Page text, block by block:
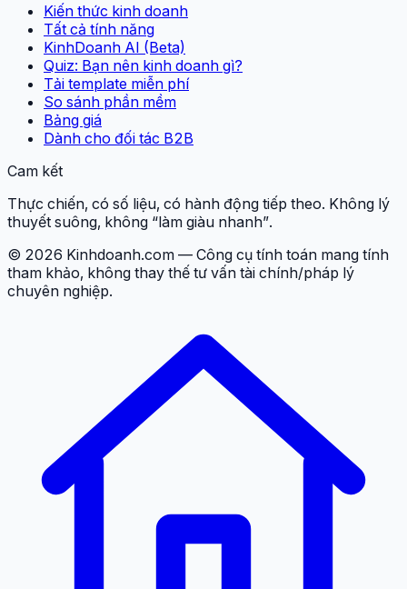
Kiến thức kinh doanh
Tất cả tính năng
KinhDoanh AI (Beta)
Quiz: Bạn nên kinh doanh gì?
Tải template miễn phí
So sánh phần mềm
Bảng giá
Dành cho đối tác B2B
Cam kết
Thực chiến, có số liệu, có hành động tiếp theo. Không lý
thuyết suông, không “làm giàu nhanh”.
© 2026 Kinhdoanh.com — Công cụ tính toán mang tính
tham khảo, không thay thế tư vấn tài chính/pháp lý
chuyên nghiệp.